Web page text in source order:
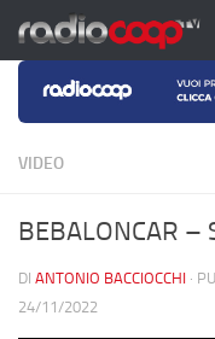
Salta al contenuto
VIDEO
BEBALONCAR –
DI ANTONIO BACCIOCCHI ·
24/11/2022